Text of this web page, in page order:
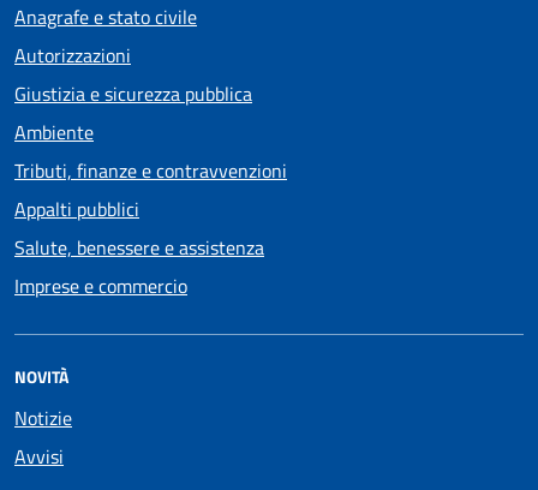
Anagrafe e stato civile
Autorizzazioni
Giustizia e sicurezza pubblica
Ambiente
Tributi, finanze e contravvenzioni
Appalti pubblici
Salute, benessere e assistenza
Imprese e commercio
NOVITÀ
Notizie
Avvisi